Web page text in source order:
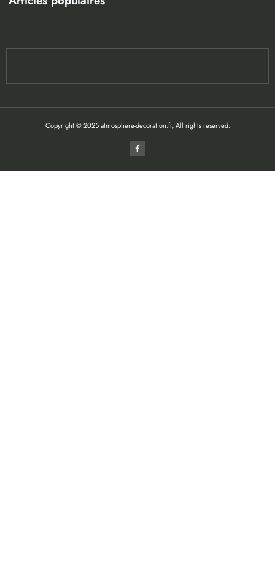
Copyright © 2025 atmosphere-decoration.fr, All rights reserved.